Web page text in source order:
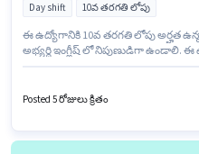
Day shift 10వ తరగతి లోపు
ఈ ఉద్యోగానికి 10వ తరగతి లోపు అర్హత
అభ్యర్థి ఇంగ్లీష్ లో నిపుణుడిగా ఉండాలి. ఈ
విభాగంలో Grocery Delivery Boy
జరుగుతోంది. ఈ ఉద్యోగానికి Fixed జీతం
Posted 5 రోజులు క్రితం